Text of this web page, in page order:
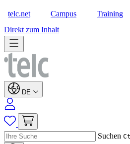
telc.net Campus Training
Direkt zum Inhalt
DE
Suchen